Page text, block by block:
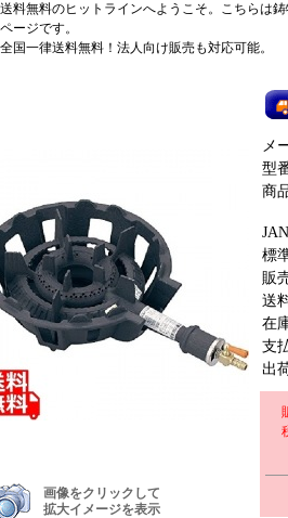
送料無料のヒットラインへようこそ。こちらは
ページです。
全国一律送料無料！法人向け販売も対応可能。
画像をクリックして
拡大イメージを表示
メ
型
商
標
販
送
在
支
出